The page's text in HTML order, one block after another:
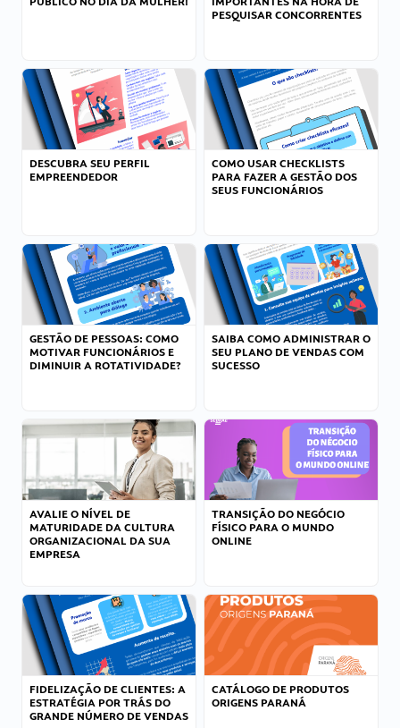
PESQUISAR CONCORRENTES
DESCUBRA SEU PERFIL
EMPREENDEDOR
COMO USAR CHECKLISTS
PARA FAZER A GESTÃO DOS
SEUS FUNCIONÁRIOS
GESTÃO DE PESSOAS: COMO
MOTIVAR FUNCIONÁRIOS E
DIMINUIR A ROTATIVIDADE?
SAIBA COMO ADMINISTRAR O
SEU PLANO DE VENDAS COM
SUCESSO
AVALIE O NÍVEL DE
MATURIDADE DA CULTURA
ORGANIZACIONAL DA SUA
EMPRESA
TRANSIÇÃO DO NEGÓCIO
FÍSICO PARA O MUNDO
ONLINE
FIDELIZAÇÃO DE CLIENTES: A
ESTRATÉGIA POR TRÁS DO
GRANDE NÚMERO DE VENDAS
CATÁLOGO DE PRODUTOS
ORIGENS PARANÁ